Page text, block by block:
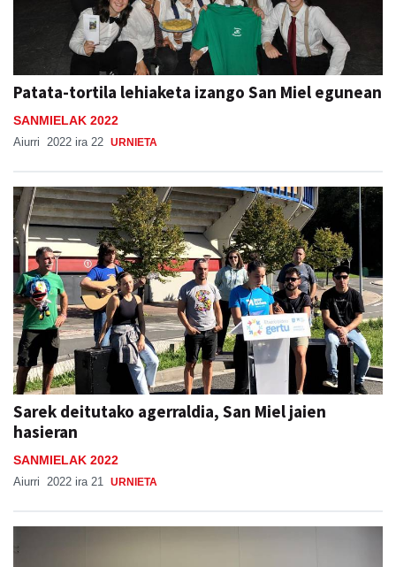
Patata-tortila lehiaketa izango San Miel egunean
SANMIELAK 2022
Aiurri 2022 ira 22 URNIETA
Sarek deitutako agerraldia, San Miel jaien
hasieran
SANMIELAK 2022
Aiurri 2022 ira 21 URNIETA